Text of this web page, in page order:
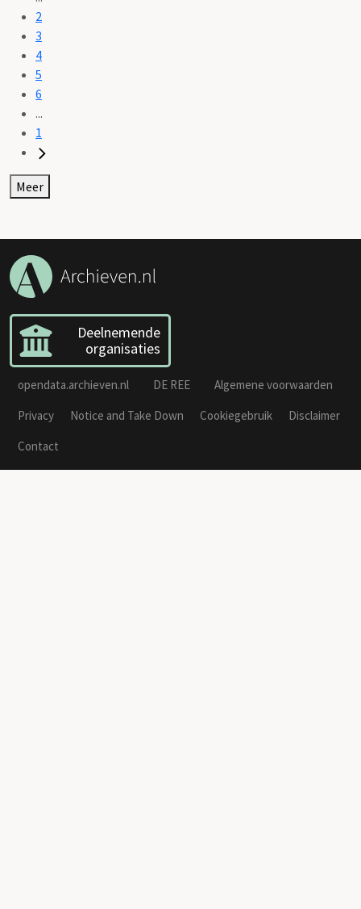
2
3
4
5
6
...
1
Meer
Deelnemende
organisaties
opendata.archieven.nl DE REE
Algemene voorwaarden
Privacy
Notice and Take Down Cookiegebruik
Disclaimer
Contact